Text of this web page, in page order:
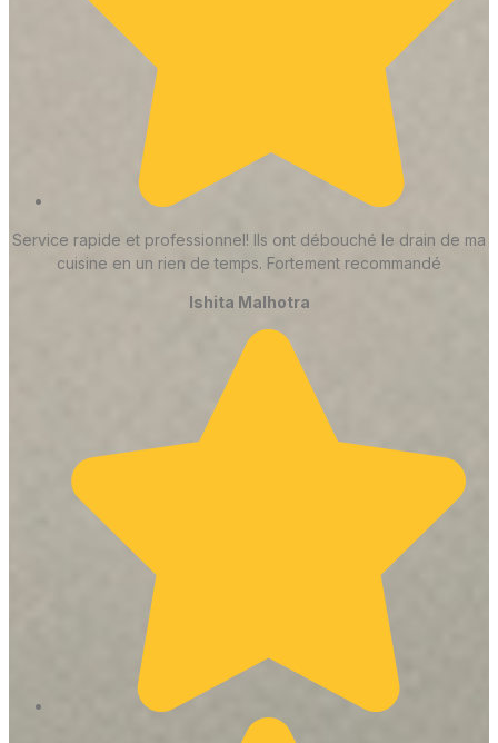
Service rapide et professionnel! Ils ont débouché le drain de ma
cuisine en un rien de temps. Fortement recommandé
Ishita Malhotra